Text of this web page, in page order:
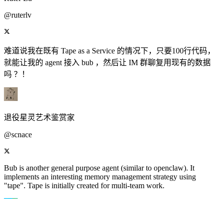
@ruterlv
难道说我在既有 Tape as a Service 的情况下，只要100行代码，
就能让我的 agent 接入 bub ，然后让 IM 群聊复用现有的数据
吗 ？！
退役星灵艺术鉴赏家
@scnace
Bub is another general purpose agent (similar to openclaw). It
implements an interesting memory management strategy using
"tape". Tape is initially created for multi-team work.